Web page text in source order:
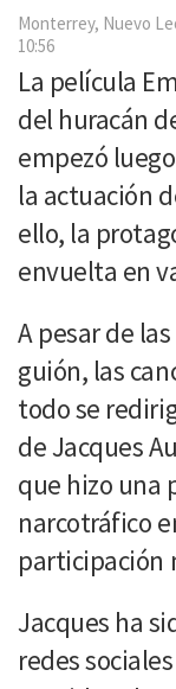
Monterrey, Nuevo
10:56
La película
del huracán
empezó
la actuación
ello, la
envuelta en
A pesar de
guión, las
todo se
de Jacques
que hizo una
narcotráfico
participación
Jacques ha
redes